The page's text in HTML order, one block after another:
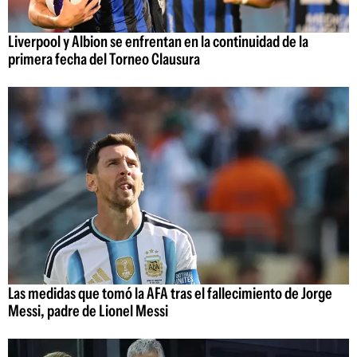
Liverpool y Albion se enfrentan en la continuidad de la
primera fecha del Torneo Clausura
Las medidas que tomó la AFA tras el fallecimiento de Jorge
Messi, padre de Lionel Messi